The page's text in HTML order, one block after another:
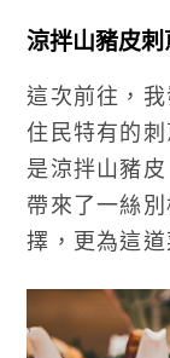
涼拌山豬皮刺
這次前往，
住民特有的
是涼拌山豬
帶來了一絲
擇，更為這